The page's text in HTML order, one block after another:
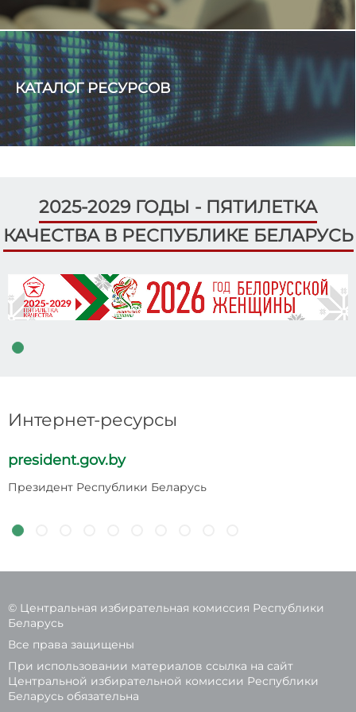
ЦИК Беларуси
Какой национальный символ Беларуси выбирает
молодежь?
КАТАЛОГ РЕСУРСОВ
2025-2029 ГОДЫ - ПЯТИЛЕТКА
КАЧЕСТВА В РЕСПУБЛИКЕ БЕЛАРУСЬ
Интернет-ресурсы
president.gov.by
Президент Республики Беларусь
© Центральная избирательная комиссия Республики
Беларусь
Все права защищены
При использовании материалов ссылка на сайт
Центральной избирательной комиссии Республики
Беларусь обязательна